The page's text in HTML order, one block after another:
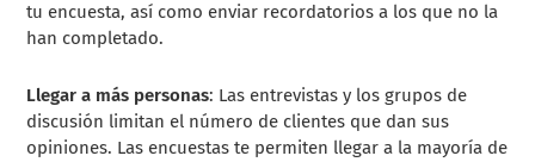
tu encuesta, así como enviar recordatorios a los que no la
han completado.
Llegar a más personas: Las entrevistas y los grupos de
discusión limitan el número de clientes que dan sus
opiniones. Las encuestas te permiten llegar a la mayoría de